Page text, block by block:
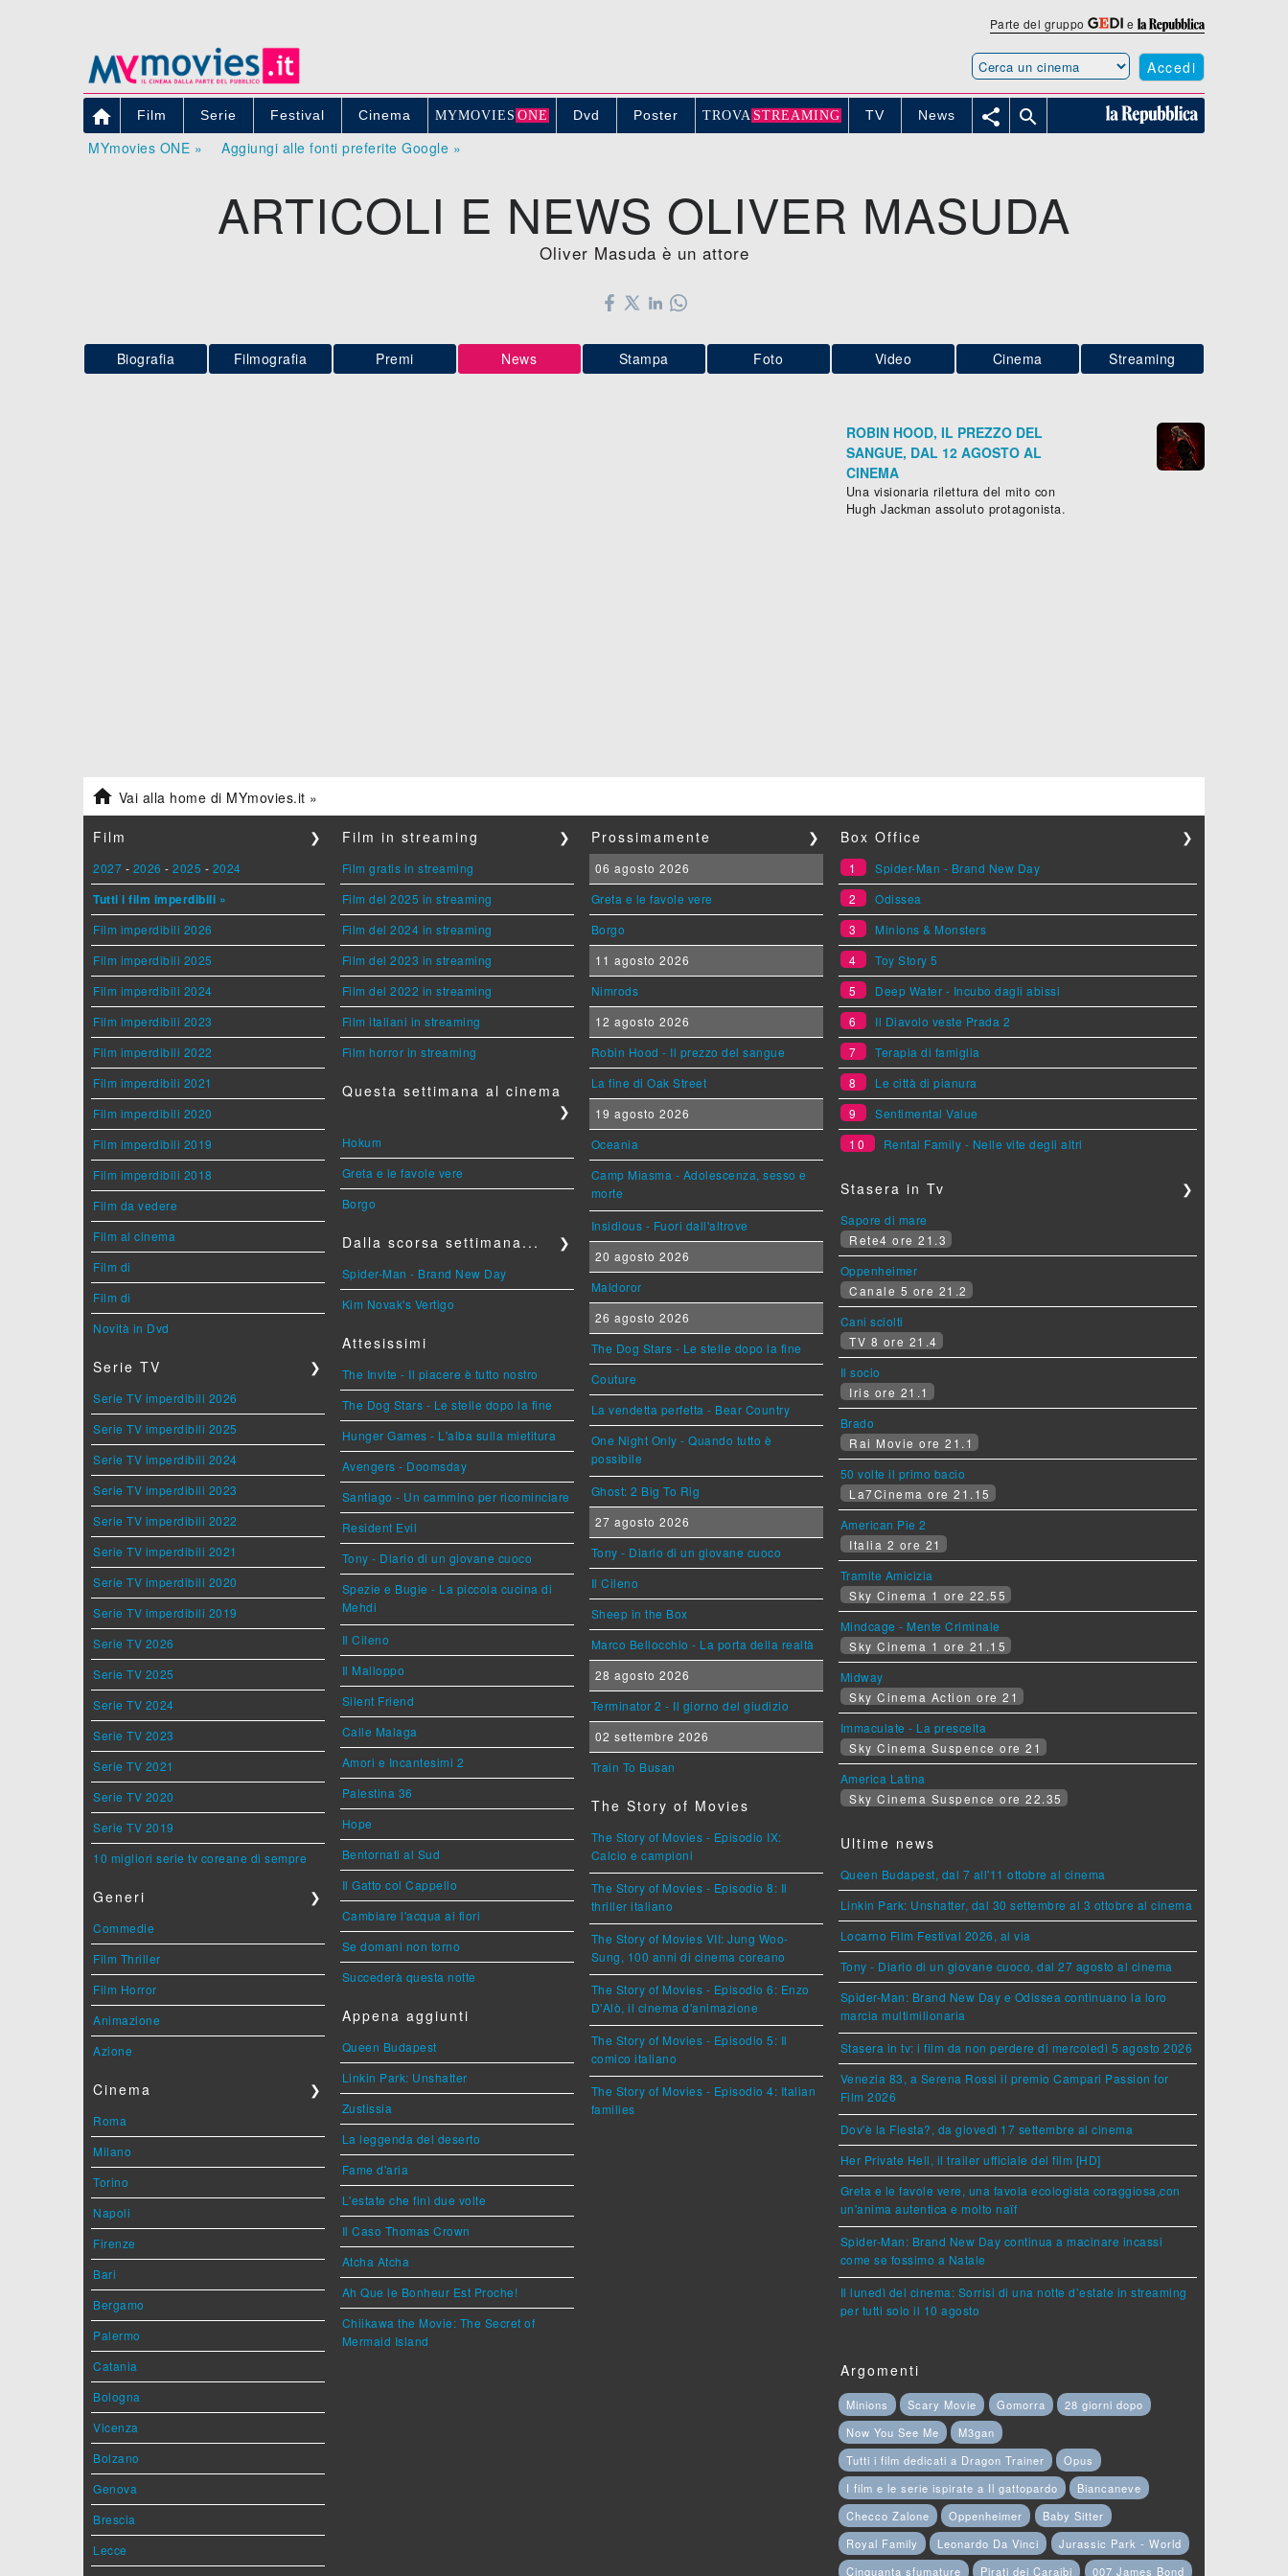
Parte del gruppo e
Accedi
 Film Serie Festival Cinema MYMOVIE S ONE Dvd Poster TROVA STREAMING TV News  
MYmovies ONE » Aggiungi alle fonti preferite Google »
ARTICOLI E NEWS OLIVER MASUDA
Oliver Masuda è un attore
Biografia Filmografia Premi News Stampa Foto Video Cinema Streaming
ROBIN HOOD, IL PREZZO DEL
SANGUE, DAL 12 AGOSTO AL
CINEMA
Una visionaria rilettura del mito con
Hugh Jackman assoluto protagonista.
 Vai alla home di MYmovies.it »
Film ❯
2027 - 2026 - 2025 - 2024
Tutti i film imperdibili »
Film imperdibili 2026
Film imperdibili 2025
Film imperdibili 2024
Film imperdibili 2023
Film imperdibili 2022
Film imperdibili 2021
Film imperdibili 2020
Film imperdibili 2019
Film imperdibili 2018
Film da vedere
Film al cinema
Film di
Film di
Novità in Dvd
Serie TV ❯
Serie TV imperdibili 2026
Serie TV imperdibili 2025
Serie TV imperdibili 2024
Serie TV imperdibili 2023
Serie TV imperdibili 2022
Serie TV imperdibili 2021
Serie TV imperdibili 2020
Serie TV imperdibili 2019
Serie TV 2026
Serie TV 2025
Serie TV 2024
Serie TV 2023
Serie TV 2021
Serie TV 2020
Serie TV 2019
10 migliori serie tv coreane di sempre
Generi ❯
Commedie
Film Thriller
Film Horror
Animazione
Azione
Cinema ❯
Roma
Milano
Torino
Napoli
Firenze
Bari
Bergamo
Palermo
Catania
Bologna
Vicenza
Bolzano
Genova
Brescia
Lecce
Film in streaming ❯
Film gratis in streaming
Film del 2025 in streaming
Film del 2024 in streaming
Film del 2023 in streaming
Film del 2022 in streaming
Film italiani in streaming
Film horror in streaming
Questa settimana al cinema
❯
Hokum
Greta e le favole vere
Borgo
Dalla scorsa settimana... ❯
Spider-Man - Brand New Day
Kim Novak's Vertigo
Attesissimi
The Invite - Il piacere è tutto nostro
The Dog Stars - Le stelle dopo la fine
Hunger Games - L'alba sulla mietitura
Avengers - Doomsday
Santiago - Un cammino per ricominciare
Resident Evil
Tony - Diario di un giovane cuoco
Spezie e Bugie - La piccola cucina di
Mehdi
Il Cileno
Il Malloppo
Silent Friend
Calle Malaga
Amori e Incantesimi 2
Palestina 36
Hope
Bentornati al Sud
Il Gatto col Cappello
Cambiare l'acqua ai fiori
Se domani non torno
Succederà questa notte
Appena aggiunti
Queen Budapest
Linkin Park: Unshatter
Zustissia
La leggenda del deserto
Fame d'aria
L'estate che finì due volte
Il Caso Thomas Crown
Atcha Atcha
Ah Que le Bonheur Est Proche!
Chiikawa the Movie: The Secret of
Mermaid Island
Prossimamente ❯
06 agosto 2026
Greta e le favole vere
Borgo
11 agosto 2026
Nimrods
12 agosto 2026
Robin Hood - Il prezzo del sangue
La fine di Oak Street
19 agosto 2026
Oceania
Camp Miasma - Adolescenza, sesso e
morte
Insidious - Fuori dall'altrove
20 agosto 2026
Maldoror
26 agosto 2026
The Dog Stars - Le stelle dopo la fine
Couture
La vendetta perfetta - Bear Country
One Night Only - Quando tutto è
possibile
Ghost: 2 Big To Rig
27 agosto 2026
Tony - Diario di un giovane cuoco
Il Cileno
Sheep in the Box
Marco Bellocchio - La porta della realtà
28 agosto 2026
Terminator 2 - Il giorno del giudizio
02 settembre 2026
Train To Busan
The Story of Movies
The Story of Movies - Episodio IX:
Calcio e campioni
The Story of Movies - Episodio 8: Il
thriller italiano
The Story of Movies VII: Jung Woo-
Sung, 100 anni di cinema coreano
The Story of Movies - Episodio 6: Enzo
D'Alò, il cinema d'animazione
The Story of Movies - Episodio 5: Il
comico italiano
The Story of Movies - Episodio 4: Italian
families
Box Office ❯
1
Spider-Man - Brand New Day
2
Odissea
3
Minions & Monsters
4
Toy Story 5
5
Deep Water - Incubo dagli abissi
6
Il Diavolo veste Prada 2
7
Terapia di famiglia
8
Le città di pianura
9
Sentimental Value
10
Rental Family - Nelle vite degli altri
Stasera in Tv ❯
Sapore di mare
Rete4 ore 21.3
Oppenheimer
Canale 5 ore 21.2
Cani sciolti
TV 8 ore 21.4
Il socio
Iris ore 21.1
Brado
Rai Movie ore 21.1
50 volte il primo bacio
La7Cinema ore 21.15
American Pie 2
Italia 2 ore 21
Tramite Amicizia
Sky Cinema 1 ore 22.55
Mindcage - Mente Criminale
Sky Cinema 1 ore 21.15
Midway
Sky Cinema Action ore 21
Immaculate - La prescelta
Sky Cinema Suspence ore 21
America Latina
Sky Cinema Suspence ore 22.35
Ultime news
Queen Budapest, dal 7 all'11 ottobre al cinema
Linkin Park: Unshatter, dal 30 settembre al 3 ottobre al cinema
Locarno Film Festival 2026, al via
Tony - Diario di un giovane cuoco, dal 27 agosto al cinema
Spider-Man: Brand New Day e Odissea continuano la loro
marcia multimilionaria
Stasera in tv: i film da non perdere di mercoledì 5 agosto 2026
Venezia 83, a Serena Rossi il premio Campari Passion for
Film 2026
Dov'è la Fiesta?, da giovedì 17 settembre al cinema
Her Private Hell, il trailer ufficiale del film [HD]
Greta e le favole vere, una favola ecologista coraggiosa,con
un'anima autentica e molto naïf
Spider-Man: Brand New Day continua a macinare incassi
come se fossimo a Natale
Il lunedì del cinema: Sorrisi di una notte d’estate in streaming
per tutti solo il 10 agosto
Argomenti
Minions Scary Movie Gomorra
28 giorni dopo
Now You See Me
M3gan
Tutti i film dedicati a Dragon Trainer
Opus
I film e le serie ispirate a Il gattopardo
Biancaneve
Checco Zalone
Oppenheimer
Baby Sitter
Royal Family
Leonardo Da Vinci
Jurassic Park - World
Cinquanta sfumature
Pirati dei Caraibi 007 James Bond